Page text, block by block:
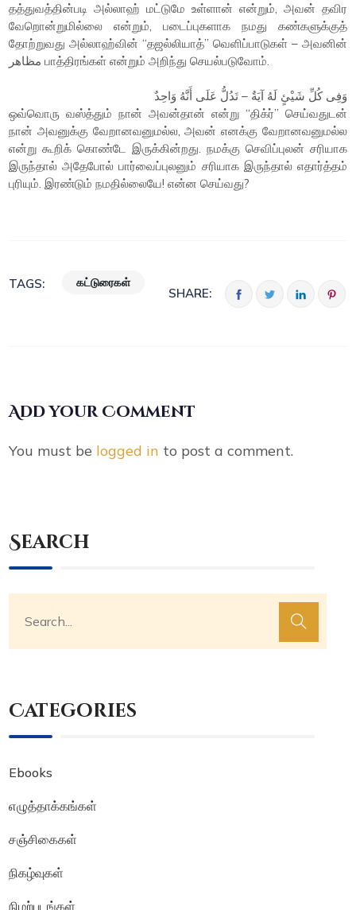
தத்துவத்தின்படி அல்லாஹ் மட்டுமே உள்ளான் என்றும், அவன் தவிர
வேறொன்றுமில்லை என்றும், படைப்புகளாக நமது கண்களுக்குத்
தோற்றுவது அல்லாஹ்வின் “தஜல்லியாத்” வெளிப்பாடுகள் – அவனின்
مظاهر பாத்திரங்கள் என்றும் அறிந்து செயல்படுவோம்.
وَفِى كُلِّ شَيْئٍ لَهُ آيَةٌ – تَدُلُّ عَلَى أَنَّهُ وَاحِدٌ
ஒவ்வொரு வஸ்த்தும் நான் அவன்தான் என்று “திக்ர்” செய்வதுடன்
நான் அவனுக்கு வேறானவனுமல்ல, அவன் எனக்கு வேறானவனுமல்ல
என்று கூறிக் கொண்டே இருக்கின்றது. நமக்கு செவிப்புலன் சரியாக
இருந்தால் அதேபோல் பார்வைப்புலனும் சரியாக இருந்தால் எதார்த்தம்
புரியும். இரண்டும் நமதில்லையே! என்ன செய்வது?
TAGS: கட்டுரைகள்
SHARE:
Add your Comment
You must be logged in to post a comment.
Search
Categories
Ebooks
எழுத்தாக்கங்கள்
சஞ்சிகைகள்
நிகழ்வுகள்
நிழற்படங்கள்